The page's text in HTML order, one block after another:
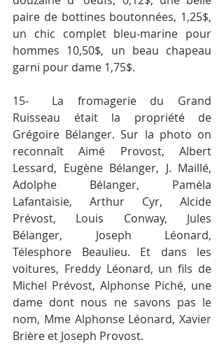
paire de bottines boutonnées, 1,25$,
un chic complet bleu-marine pour
hommes 10,50$, un beau chapeau
garni pour dame 1,75$.
15-	La fromagerie du Grand
Ruisseau était la propriété de
Grégoire Bélanger. Sur la photo on
reconnaît Aimé Provost, Albert
Lessard, Eugène Bélanger, J. Maillé,
Adolphe Bélanger, Paméla
Lafantaisie, Arthur Cyr, Alcide
Prévost, Louis Conway, Jules
Bélanger, Joseph Léonard,
Télesphore Beaulieu. Et dans les
voitures, Freddy Léonard, un fils de
Michel Prévost, Alphonse Piché, une
dame dont nous ne savons pas le
nom, Mme Alphonse Léonard, Xavier
Brière et Joseph Provost.